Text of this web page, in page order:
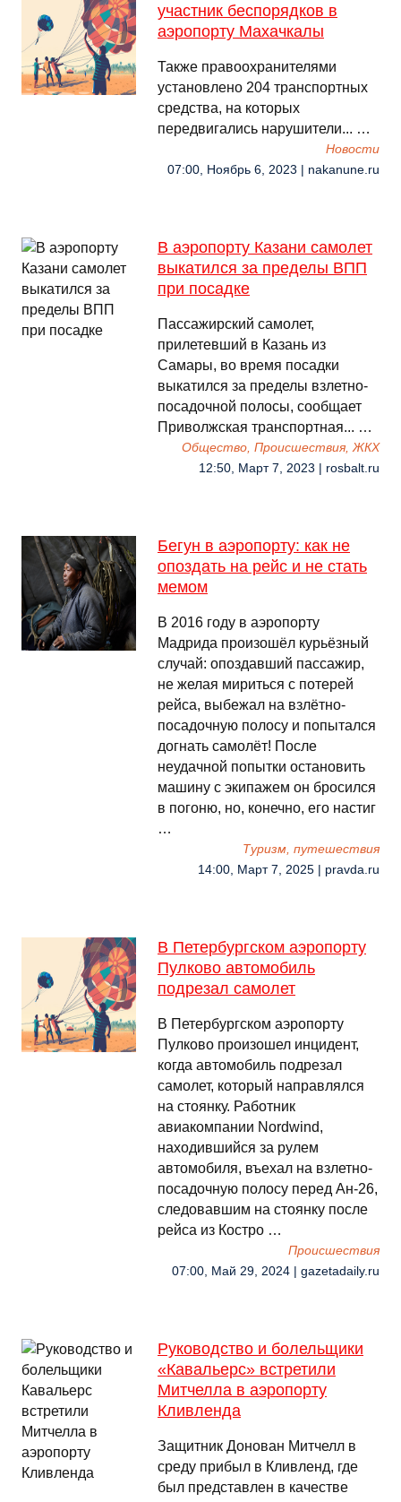
участник беспорядков в
аэропорту Махачкалы
Также правоохранителями
установлено 204 транспортных
средства, на которых
передвигались нарушители... …
Новости
07:00, Ноябрь 6, 2023 | nakanune.ru
В аэропорту Казани самолет
выкатился за пределы ВПП
при посадке
Пассажирский самолет,
прилетевший в Казань из
Самары, во время посадки
выкатился за пределы взлетно-
посадочной полосы, сообщает
Приволжская транспортная... …
Общество, Происшествия, ЖКХ
12:50, Март 7, 2023 | rosbalt.ru
Бегун в аэропорту: как не
опоздать на рейс и не стать
мемом
В 2016 году в аэропорту
Мадрида произошёл курьёзный
случай: опоздавший пассажир,
не желая мириться с потерей
рейса, выбежал на взлётно-
посадочную полосу и попытался
догнать самолёт! После
неудачной попытки остановить
машину с экипажем он бросился
в погоню, но, конечно, его настиг
…
Туризм, путешествия
14:00, Март 7, 2025 | pravda.ru
В Петербургском аэропорту
Пулково автомобиль
подрезал самолет
В Петербургском аэропорту
Пулково произошел инцидент,
когда автомобиль подрезал
самолет, который направлялся
на стоянку. Работник
авиакомпании Nordwind,
находившийся за рулем
автомобиля, въехал на взлетно-
посадочную полосу перед Ан-26,
следовавшим на стоянку после
рейса из Костро …
Происшествия
07:00, Май 29, 2024 | gazetadaily.ru
Руководство и болельщики
«Кавальерс» встретили
Митчелла в аэропорту
Кливленда
Защитник Донован Митчелл в
среду прибыл в Кливленд, где
был представлен в качестве